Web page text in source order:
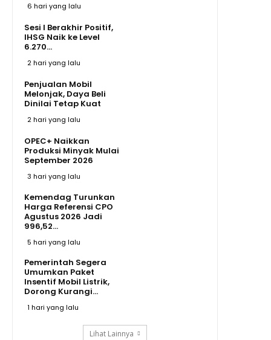
6 hari yang lalu
Sesi I Berakhir Positif,
IHSG Naik ke Level
6.270...
2 hari yang lalu
Penjualan Mobil
Melonjak, Daya Beli
Dinilai Tetap Kuat
2 hari yang lalu
OPEC+ Naikkan
Produksi Minyak Mulai
September 2026
3 hari yang lalu
Kemendag Turunkan
Harga Referensi CPO
Agustus 2026 Jadi
996,52...
5 hari yang lalu
Pemerintah Segera
Umumkan Paket
Insentif Mobil Listrik,
Dorong Kurangi...
1 hari yang lalu
Lihat Lainnya